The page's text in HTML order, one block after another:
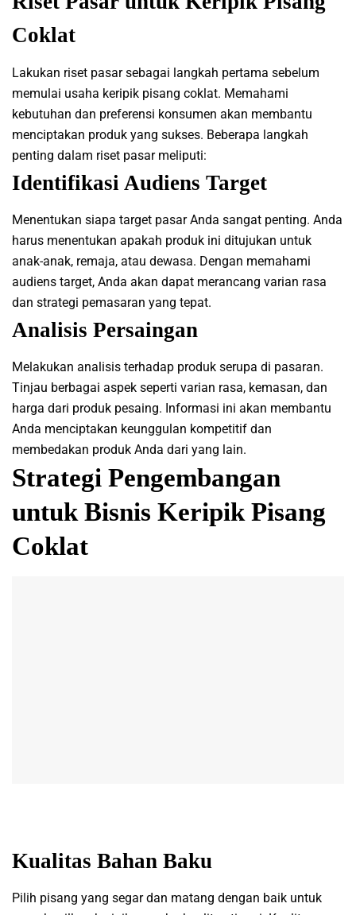
Coklat
Lakukan riset pasar sebagai langkah pertama sebelum
memulai usaha keripik pisang coklat. Memahami
kebutuhan dan preferensi konsumen akan membantu
menciptakan produk yang sukses. Beberapa langkah
penting dalam riset pasar meliputi:
Identifikasi Audiens Target
Menentukan siapa target pasar Anda sangat penting. Anda
harus menentukan apakah produk ini ditujukan untuk
anak-anak, remaja, atau dewasa. Dengan memahami
audiens target, Anda akan dapat merancang varian rasa
dan strategi pemasaran yang tepat.
Analisis Persaingan
Melakukan analisis terhadap produk serupa di pasaran.
Tinjau berbagai aspek seperti varian rasa, kemasan, dan
harga dari produk pesaing. Informasi ini akan membantu
Anda menciptakan keunggulan kompetitif dan
membedakan produk Anda dari yang lain.
Strategi Pengembangan
untuk Bisnis Keripik Pisang
Coklat
Kualitas Bahan Baku
Pilih pisang yang segar dan matang dengan baik untuk